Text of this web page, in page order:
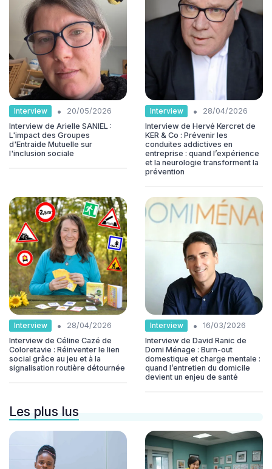
Interview •
20/05/2026
Interview de Arielle SANIEL :
L'impact des Groupes
d'Entraide Mutuelle sur
l'inclusion sociale
Interview •
28/04/2026
Interview de Hervé Kercret de
KER & Co : Prévenir les
conduites addictives en
entreprise : quand l’expérience
et la neurologie transforment la
prévention
Interview •
28/04/2026
Interview de Céline Cazé de
Coloretavie : Réinventer le lien
social grâce au jeu et à la
signalisation routière détournée
Interview •
16/03/2026
Interview de David Ranic de
Domi Ménage : Burn-out
domestique et charge mentale :
quand l’entretien du domicile
devient un enjeu de santé
Les plus lus